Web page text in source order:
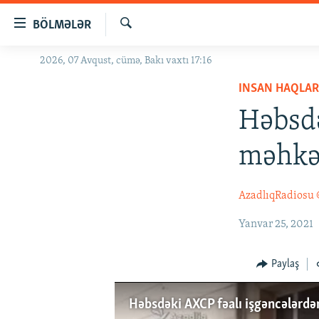
BÖLMƏLƏR
GÜNDƏM
Axtar
2026, 07 Avqust, cümə, Bakı vaxtı 17:16
INSAN
AzadlıqRadiosu
Yanvar 25, 2021
Paylaş
Həbsdəki AXCP fəalı